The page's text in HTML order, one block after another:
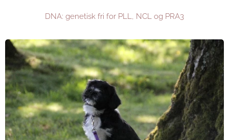
DNA: genetisk fri for PLL, NCL og PRA3